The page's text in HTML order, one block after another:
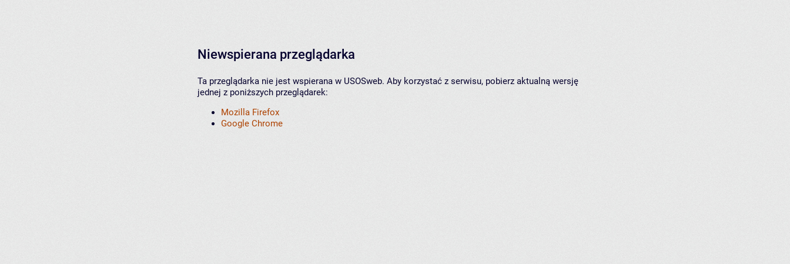
Niewspierana przeglądarka
Ta przeglądarka nie jest wspierana w USOSweb. Aby korzystać z serwisu, pobierz aktualną wersję
jednej z poniższych przeglądarek:
Mozilla Firefox
Google Chrome